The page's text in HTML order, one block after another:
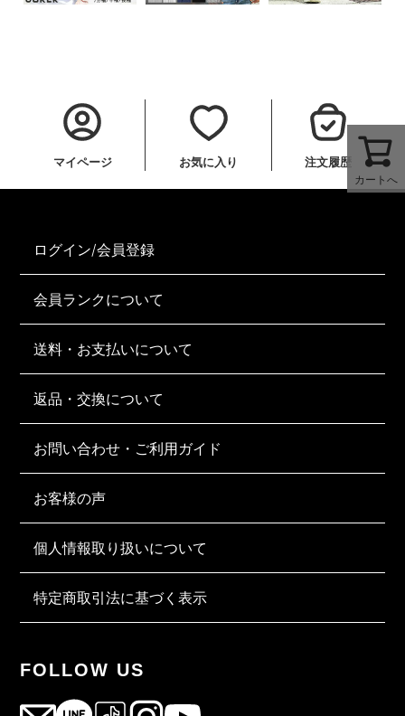
カートへ
マイページ お気に入り 注文履歴
ログイン/会員登録
会員ランクについて
送料・お支払いについて
返品・交換について
お問い合わせ・ご利用ガイド
お客様の声
個人情報取り扱いについて
特定商取引法に基づく表示
FOLLOW US